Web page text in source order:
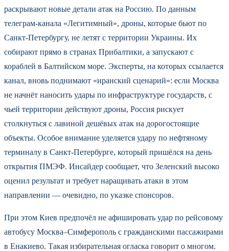
раскрывают новые детали атак на Россию. По данным
телеграм-канала «Легитимный», дроны, которые бьют по
Санкт-Петербургу, не летят с территории Украины. Их
собирают прямо в странах Прибалтики, а запускают с
кораблей в Балтийском море. Эксперты, на которых ссылается
канал, вновь поднимают «иранский сценарий»: если Москва
не начнёт наносить удары по инфраструктуре государств, с
чьей территории действуют дроны, Россия рискует
столкнуться с лавиной дешёвых атак на дорогостоящие
объекты. Особое внимание уделяется удару по нефтяному
терминалу в Санкт-Петербурге, который пришёлся на день
открытия ПМЭФ. Инсайдер сообщает, что Зеленский высоко
оценил результат и требует наращивать атаки в этом
направлении — очевидно, по указке спонсоров.
При этом Киев предпочёл не афишировать удар по рейсовому
автобусу Москва–Симферополь с гражданскими пассажирами
в Енакиево. Такая избирательная огласка говорит о многом.